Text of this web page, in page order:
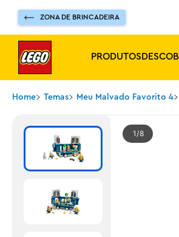
ZONA DE BRINCADEIRA
PRODUTOS
Home Temas Meu Malvado Favorito 4
1 8